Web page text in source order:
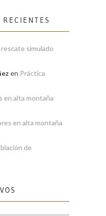
RECIENTES
simulado
en Práctica
en alta montaña
en alta montaña
de